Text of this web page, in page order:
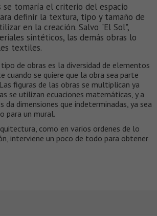
se tomaría el criterio del espacio
definir la textura, tipo y tamaño de
en la creación. Salvo "El Sol",
sintéticos, las demás obras lo
textiles.
de obras es la diversidad de elementos
cuando se quiere que la obra sea parte
figuras de las obras se multiplican ya
se utilizan ecuaciones matemáticas, y a
da dimensiones que indeterminadas, ya sea
para un mural.
como en varios ordenes de lo
interviene un poco de todo para obtener